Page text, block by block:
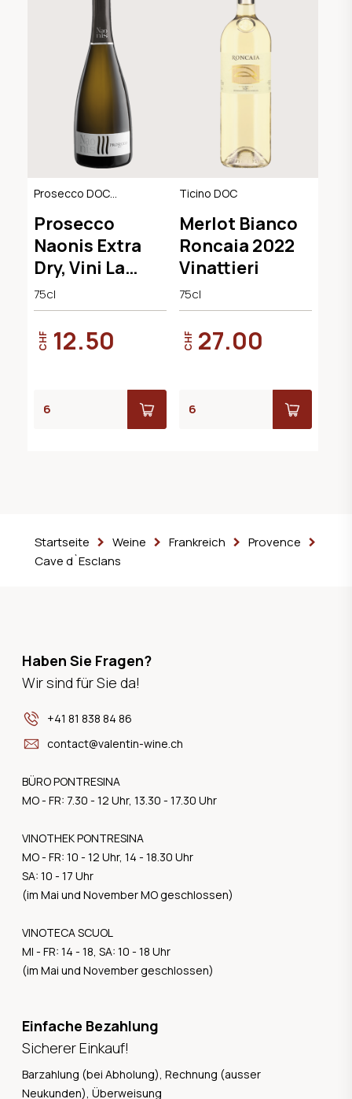
Prosecco DOC
Prosecco
Naonis Extra
Dry, Vini La
Delizia
75cl
CHF 12.50
Ticino DOC
Merlot Bianco
Roncaia 2022
Vinattieri
75cl
CHF 27.00
Startseite Weine Frankreich
Provence
Cave d`Esclans
Haben Sie Fragen?
Wir sind für Sie da!
+41 81 838 84 86
contact@valentin-wine.ch
BÜRO PONTRESINA
MO - FR: 7.30 - 12 Uhr, 13.30 - 17.30 Uhr
VINOTHEK PONTRESINA
MO - FR: 10 - 12 Uhr, 14 - 18.30 Uhr
SA: 10 - 17 Uhr
(im Mai und November MO geschlossen)
VINOTECA SCUOL
MI - FR: 14 - 18, SA: 10 - 18 Uhr
(im Mai und November geschlossen)
Einfache Bezahlung
Sicherer Einkauf!
Barzahlung (bei Abholung), Rechnung (ausser
Neukunden), Überweisung